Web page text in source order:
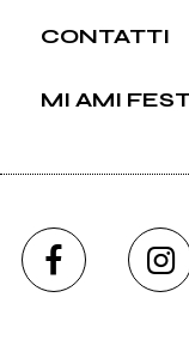
CONTATTI
MI AMI